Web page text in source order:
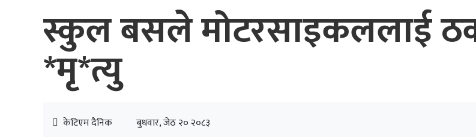
स्कुल बसले मोटरसाइकललाई
*मृ*त्यु
केटिएम दैनिक बुधवार, जेठ २० २०८३